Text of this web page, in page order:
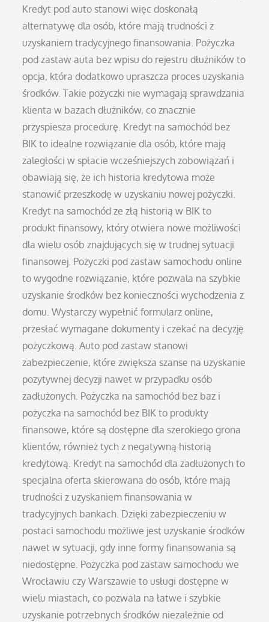
Kredyt pod auto stanowi więc doskonałą
alternatywę dla osób, które mają trudności z
uzyskaniem tradycyjnego finansowania. Pożyczka
pod zastaw auta bez wpisu do rejestru dłużników to
opcja, która dodatkowo upraszcza proces uzyskania
środków. Takie pożyczki nie wymagają sprawdzania
klienta w bazach dłużników, co znacznie
przyspiesza procedurę. Kredyt na samochód bez
BIK to idealne rozwiązanie dla osób, które mają
zaległości w spłacie wcześniejszych zobowiązań i
obawiają się, że ich historia kredytowa może
stanowić przeszkodę w uzyskaniu nowej pożyczki.
Kredyt na samochód ze złą historią w BIK to
produkt finansowy, który otwiera nowe możliwości
dla wielu osób znajdujących się w trudnej sytuacji
finansowej. Pożyczki pod zastaw samochodu online
to wygodne rozwiązanie, które pozwala na szybkie
uzyskanie środków bez konieczności wychodzenia z
domu. Wystarczy wypełnić formularz online,
przesłać wymagane dokumenty i czekać na decyzję
pożyczkową. Auto pod zastaw stanowi
zabezpieczenie, które zwiększa szanse na uzyskanie
pozytywnej decyzji nawet w przypadku osób
zadłużonych. Pożyczka na samochód bez baz i
pożyczka na samochód bez BIK to produkty
finansowe, które są dostępne dla szerokiego grona
klientów, również tych z negatywną historią
kredytową. Kredyt na samochód dla zadłużonych to
specjalna oferta skierowana do osób, które mają
trudności z uzyskaniem finansowania w
tradycyjnych bankach. Dzięki zabezpieczeniu w
postaci samochodu możliwe jest uzyskanie środków
nawet w sytuacji, gdy inne formy finansowania są
niedostępne. Pożyczka pod zastaw samochodu we
Wrocławiu czy Warszawie to usługi dostępne w
wielu miastach, co pozwala na łatwe i szybkie
uzyskanie potrzebnych środków niezależnie od